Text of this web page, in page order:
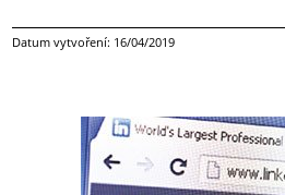
Datum vytvoření: 16/04/2019